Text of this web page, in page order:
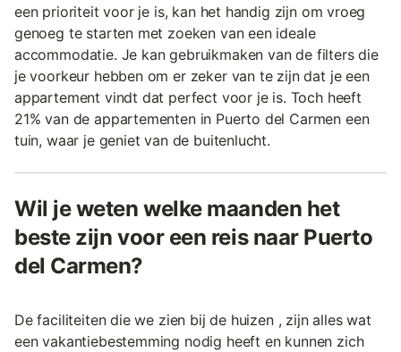
een prioriteit voor je is, kan het handig zijn om vroeg
genoeg te starten met zoeken van een ideale
accommodatie. Je kan gebruikmaken van de filters die
je voorkeur hebben om er zeker van te zijn dat je een
appartement vindt dat perfect voor je is. Toch heeft
21% van de appartementen in Puerto del Carmen een
tuin, waar je geniet van de buitenlucht.
Wil je weten welke maanden het
beste zijn voor een reis naar Puerto
del Carmen?
De faciliteiten die we zien bij de huizen , zijn alles wat
een vakantiebestemming nodig heeft en kunnen zich